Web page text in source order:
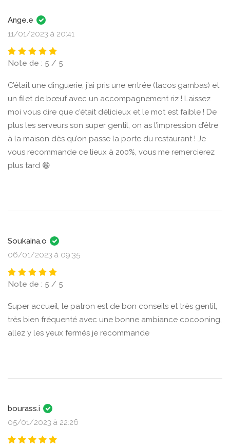
Ange.e
11/01/2023 à 20:41
Note de : 5 / 5
C’était une dinguerie, j’ai pris une entrée (tacos gambas) et
un filet de bœuf avec un accompagnement riz ! Laissez
moi vous dire que c’était délicieux et le mot est faible ! De
plus les serveurs son super gentil, on as l’impression d’être
à la maison dès qu’on passe la porte du restaurant ! Je
vous recommande ce lieux à 200%, vous me remercierez
plus tard 😁
Soukaina.o
06/01/2023 à 09:35
Note de : 5 / 5
Super accueil, le patron est de bon conseils et très gentil,
très bien fréquenté avec une bonne ambiance cocooning,
allez y les yeux fermés je recommande
bourass.i
05/01/2023 à 22:26